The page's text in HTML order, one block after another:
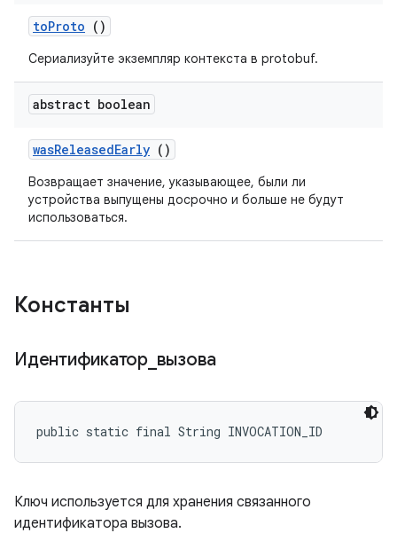
toProto ()
Сериализуйте экземпляр контекста в protobuf.
abstract boolean
wasReleasedEarly ()
Возвращает значение, указывающее, были ли
устройства выпущены досрочно и больше не будут
использоваться.
Константы
Идентификатор_ вызова
public static final String INVOCATION_ID
Ключ используется для хранения связанного
идентификатора вызова.